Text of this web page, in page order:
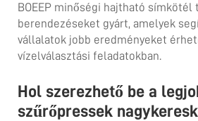
BOEEP minőségi hajtható símkötél
berendezéseket gyárt, amelyek
vállalatok jobb eredményeket
vízelválasztási feladatokban.
Hol szerezhető be a
szűrőpressek